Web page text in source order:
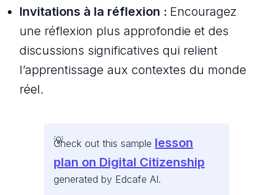
Invitations à la réflexion : Encouragez
une réflexion plus approfondie et des
discussions significatives qui relient
l’apprentissage aux contextes du monde
réel.
Check out this sample lesson
plan on Digital Citizenship
generated by Edcafe AI.